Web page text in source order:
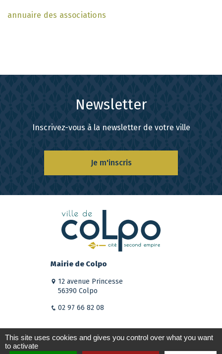
annuaire des associations
Newsletter
Inscrivez-vous à la newsletter de votre ville
Je m'inscris
Mairie de Colpo
12 avenue Princesse
56390 Colpo
02 97 66 82 08
This site uses cookies and gives you control over what you want
to activate